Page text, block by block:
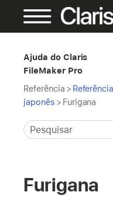
Ajuda do Claris
FileMaker Pro
Referência >
japonês > Furigana
Furigana